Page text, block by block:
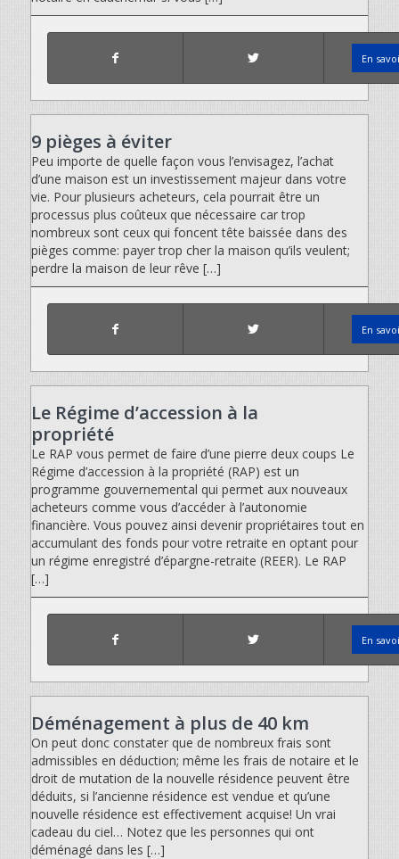
En
9 pièges à éviter
Peu importe de quelle façon vous l’envisagez, l’achat
d’une maison est un investissement majeur dans votre
vie. Pour plusieurs acheteurs, cela pourrait être un
processus plus coûteux que nécessaire car trop
nombreux sont ceux qui foncent tête baissée dans des
pièges comme: payer trop cher la maison qu’ils veulent;
perdre la maison de leur rêve […]
En
Le Régime d’accession à la
propriété
Le RAP vous permet de faire d’une pierre deux coups Le
Régime d’accession à la propriété (RAP) est un
programme gouvernemental qui permet aux nouveaux
acheteurs comme vous d’accéder à l’autonomie
financière. Vous pouvez ainsi devenir propriétaires tout en
accumulant des fonds pour votre retraite en optant pour
un régime enregistré d’épargne-retraite (REER). Le RAP
[…]
En
Déménagement à plus de 40 km
On peut donc constater que de nombreux frais sont
admissibles en déduction; même les frais de notaire et le
droit de mutation de la nouvelle résidence peuvent être
déduits, si l’ancienne résidence est vendue et qu’une
nouvelle résidence est effectivement acquise! Un vrai
cadeau du ciel… Notez que les personnes qui ont
déménagé dans les […]